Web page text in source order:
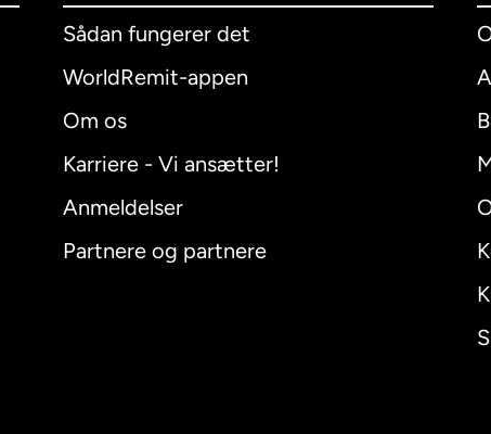
Sådan fungerer det
WorldRemit-appen
Om os
Karriere - Vi ansætter!
Anmeldelser
Partnere og partnere